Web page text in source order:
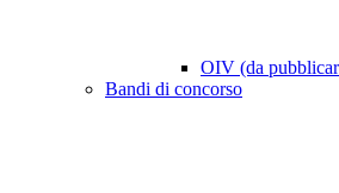
OIV (da
Bandi di concorso